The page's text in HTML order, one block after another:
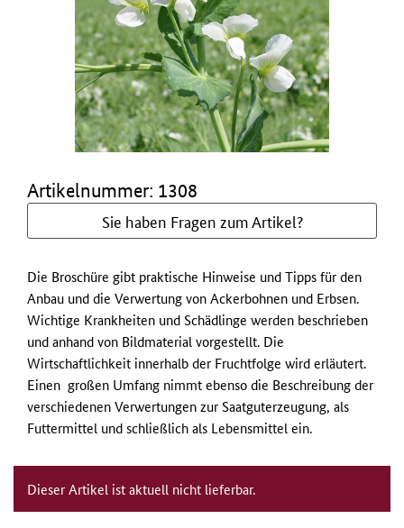
Artikelnummer: 1308
Sie haben Fragen zum Artikel?
Die Broschüre gibt praktische Hinweise und Tipps für den
Anbau und die Verwertung von Ackerbohnen und Erbsen.
Wichtige Krankheiten und Schädlinge werden beschrieben
und anhand von Bildmaterial vorgestellt. Die
Wirtschaftlichkeit innerhalb der Fruchtfolge wird erläutert.
Einen großen Umfang nimmt ebenso die Beschreibung der
verschiedenen Verwertungen zur Saatguterzeugung, als
Futtermittel und schließlich als Lebensmittel ein.
Dieser Artikel ist aktuell nicht lieferbar.